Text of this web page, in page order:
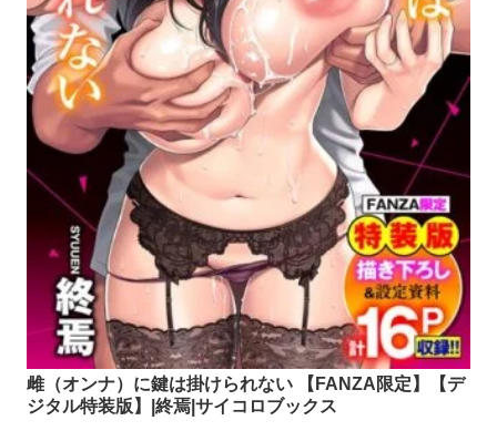
雌（オンナ）に鍵は掛けられない 【FANZA限定】【デ
ジタル特装版】|終焉|サイコロブックス